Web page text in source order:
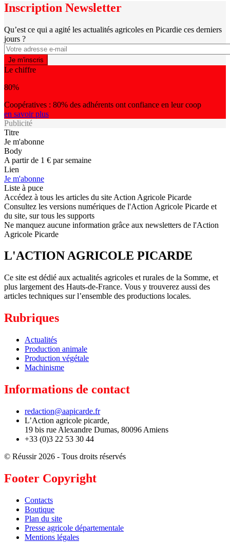
Inscription Newsletter
Qu’est ce qui a agité les actualités agricoles en Picardie ces derniers
jours ?
Le chiffre
80%
Coopératives : 80% des adhérents ont confiance en leur coop
en savoir plus
Publicité
Titre
Je m'abonne
Body
A partir de 1 € par semaine
Lien
Je m'abonne
Liste à puce
Accédez à tous les articles du site Action Agricole Picarde
Consultez les versions numériques de l'Action Agricole Picarde et
du site, sur tous les supports
Ne manquez aucune information grâce aux newsletters de l'Action
Agricole Picarde
L'ACTION AGRICOLE PICARDE
Ce site est dédié aux actualités agricoles et rurales de la Somme, et
plus largement des Hauts-de-France. Vous y trouverez aussi des
articles techniques sur l’ensemble des productions locales.
Rubriques
Actualités
Production animale
Production végétale
Machinisme
Informations de contact
redaction@aapicarde.fr
L’Action agricole picarde,
19 bis rue Alexandre Dumas, 80096 Amiens
+33 (0)3 22 53 30 44
© Réussir 2026 - Tous droits réservés
Footer Copyright
Contacts
Boutique
Plan du site
Presse agricole départementale
Mentions légales